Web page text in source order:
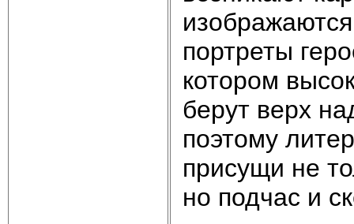
портреты
котором
берут верх
поэтому
присущи не
но подчас и